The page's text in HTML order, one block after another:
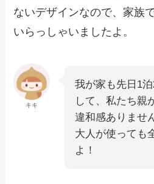
ないデザインなので、家族
いらっしゃいましたよ。
キキ
我が家も先日1
して、私たち親
違和感ありませ
大人が使っても
よ！